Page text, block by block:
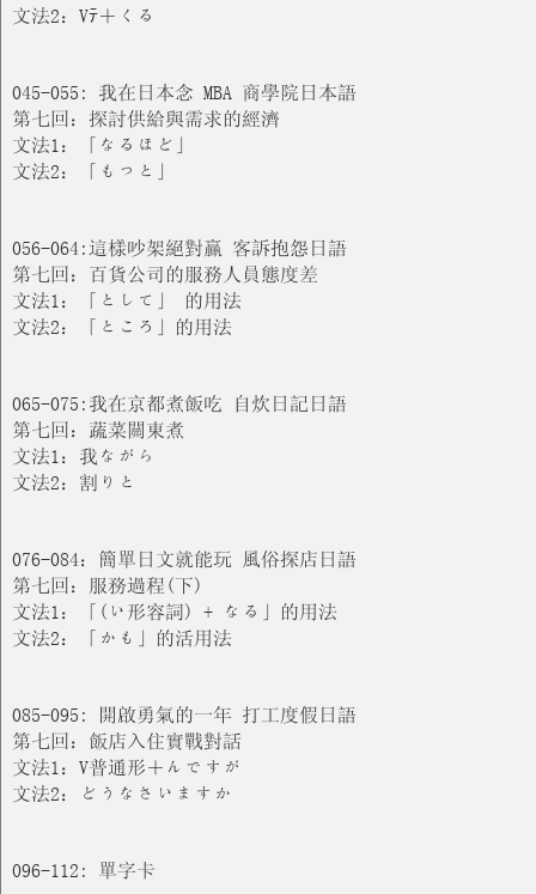
文法2：Vﾃ＋くる
045-055: 我在日本念 MBA 商學院日本語
第七回：探討供給與需求的經濟
文法1：「なるほど」
文法2：「もっと」
056-064:這樣吵架絕對贏 客訴抱怨日語
第七回：百貨公司的服務人員態度差
文法1：「として」 的用法
文法2：「ところ」的用法
065-075:我在京都煮飯吃 自炊日記日語
第七回：蔬菜關東煮
文法1：我ながら
文法2：割りと
076-084：簡單日文就能玩 風俗探店日語
第七回：服務過程(下)
文法1：「(い形容詞) + なる」的用法
文法2：「かも」的活用法
085-095: 開啟勇氣的一年 打工度假日語
第七回：飯店入住實戰對話
文法1：V普通形＋んですが
文法2：どうなさいますか
096-112: 單字卡